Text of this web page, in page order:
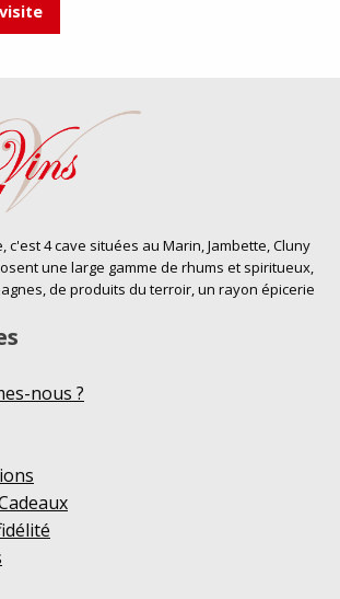
c'est 4 cave situées au Marin, Jambette, Cluny
une large gamme de rhums et spiritueux,
de produits du terroir, un rayon épicerie
nous ?